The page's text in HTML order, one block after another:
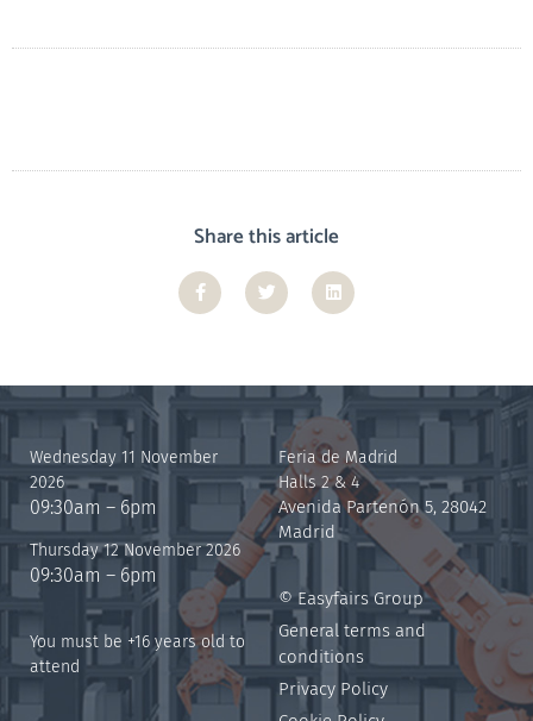
Share this article
Wednesday 11 November
2026
09:30am – 6pm
Thursday 12 November 2026
09:30am – 6pm
You must be +16 years old to
attend
Feria de Madrid
Halls 2 & 4
Avenida Partenón 5, 28042
Madrid
© Easyfairs Group
General terms and
conditions
Privacy Policy